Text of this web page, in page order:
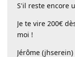
S'il reste encore
Je te vire 200€
moi !
Jérôme (jhserein)